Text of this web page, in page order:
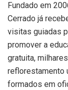
Fundado em
Cerrado já
visitas guiadas
promover a
gratuita,
reflorestamento
formados em